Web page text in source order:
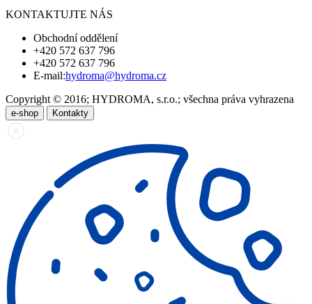
KONTAKTUJTE NÁS
Obchodní oddělení
+420 572 637 796
+420 572 637 796
E-mail:hydroma@hydroma.cz
Copyright © 2016; HYDROMA, s.r.o.; všechna práva vyhrazena
e-shop Kontakty